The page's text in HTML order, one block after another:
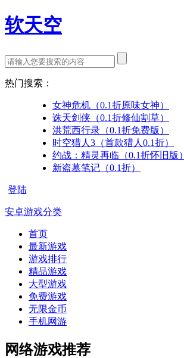
软天空
热门搜索：
女神危机（0.1折原味女神）
诛天剑侠（0.1折修仙割草）
洪荒西行录（0.1折免费版）
时空猎人3（首款猎人0.1折）
约战：精灵再临（0.1折怀旧版）
新盗墓笔记（0.1折）
登陆
安卓游戏分类
首页
最新游戏
游戏排行
精品游戏
大型游戏
免费游戏
无限金币
手机网游
网络游戏推荐